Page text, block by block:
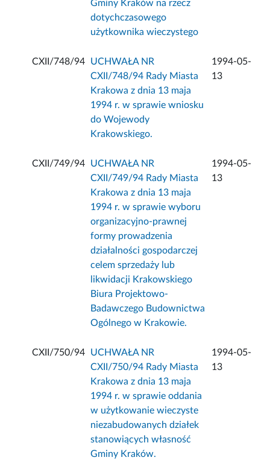
Gminy Kraków na rzecz
dotychczasowego
użytkownika wieczystego
CXII/748/94
UCHWAŁA NR
CXII/748/94 Rady Miasta
Krakowa z dnia 13 maja
1994 r. w sprawie wniosku
do Wojewody
Krakowskiego.
1994-05-
13
CXII/749/94
UCHWAŁA NR
CXII/749/94 Rady Miasta
Krakowa z dnia 13 maja
1994 r. w sprawie wyboru
organizacyjno-prawnej
formy prowadzenia
działalności gospodarczej
celem sprzedaży lub
likwidacji Krakowskiego
Biura Projektowo-
Badawczego Budownictwa
Ogólnego w Krakowie.
1994-05-
13
CXII/750/94
UCHWAŁA NR
CXII/750/94 Rady Miasta
Krakowa z dnia 13 maja
1994 r. w sprawie oddania
w użytkowanie wieczyste
niezabudowanych działek
stanowiących własność
Gminy Kraków.
1994-05-
13